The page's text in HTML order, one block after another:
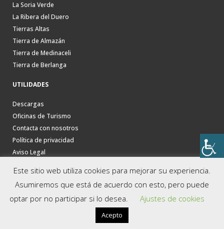
La Soria Verde
La Ribera del Duero
Tierras Altas
Tierra de Almazán
Tierra de Medinaceli
Tierra de Berlanga
UTILIDADES
Descargas
Oficinas de Turismo
Contacta con nosotros
Política de privacidad
Aviso Legal
Este sitio web utiliza cookies para mejorar su experiencia.
Asumiremos que está de acuerdo con esto, pero puede
optar por no participar si lo desea.
Ajustes de cookies
Acepto